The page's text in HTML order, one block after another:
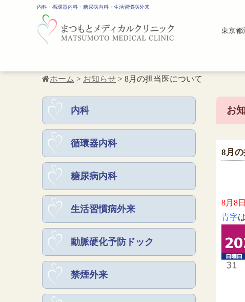
内科・循環器内科・糖尿病内科・生活習慣病外来
東京都
ホーム > お知らせ > 8月の担当医について
お
8月
8月8
青字
内科
循環器内科
糖尿病内科
生活習慣病外来
動脈硬化予防ドック
禁煙外来